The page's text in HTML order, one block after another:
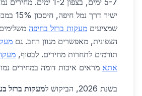
5-7 ימים, בצפון 1-2 ימים.
ישיר
שמציעים מעקות ברזל בחיפה
הצפונית, מאפשרים מגוון רחב. גם
תורמים לתחרות מחירים. לבסוף,
אתא מראים איכות דומה במחירים
בשנת 2026, הביקוש ל מעקות ברזל